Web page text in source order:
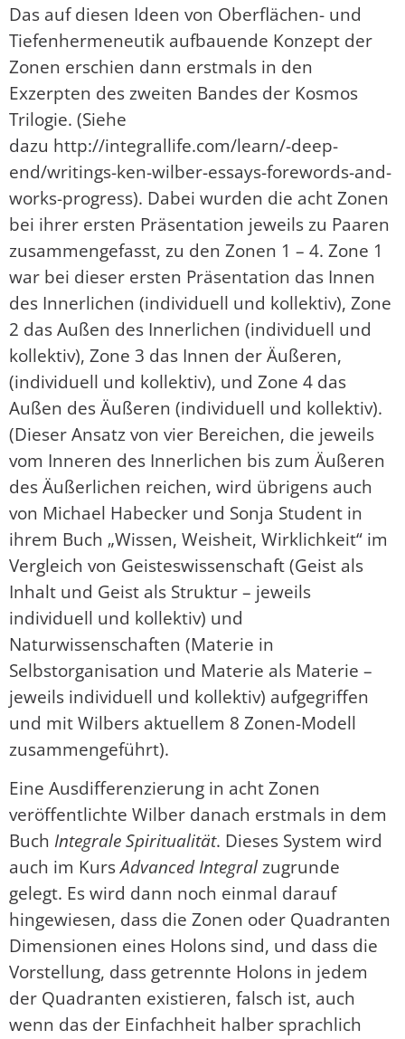
Das auf diesen Ideen von Oberflächen- und
Tiefenhermeneutik aufbauende Konzept der
Zonen erschien dann erstmals in den
Exzerpten des zweiten Bandes der Kosmos
Trilogie. (Siehe
dazu http://integrallife.com/learn/-deep-
end/writings-ken-wilber-essays-forewords-and-
works-progress). Dabei wurden die acht Zonen
bei ihrer ersten Präsentation jeweils zu Paaren
zusammengefasst, zu den Zonen 1 – 4. Zone 1
war bei dieser ersten Präsentation das Innen
des Innerlichen (individuell und kollektiv), Zone
2 das Außen des Innerlichen (individuell und
kollektiv), Zone 3 das Innen der Äußeren,
(individuell und kollektiv), und Zone 4 das
Außen des Äußeren (individuell und kollektiv).
(Dieser Ansatz von vier Bereichen, die jeweils
vom Inneren des Innerlichen bis zum Äußeren
des Äußerlichen reichen, wird übrigens auch
von Michael Habecker und Sonja Student in
ihrem Buch „Wissen, Weisheit, Wirklichkeit“ im
Vergleich von Geisteswissenschaft (Geist als
Inhalt und Geist als Struktur – jeweils
individuell und kollektiv) und
Naturwissenschaften (Materie in
Selbstorganisation und Materie als Materie –
jeweils individuell und kollektiv) aufgegriffen
und mit Wilbers aktuellem 8 Zonen-Modell
zusammengeführt).
Eine Ausdifferenzierung in acht Zonen
veröffentlichte Wilber danach erstmals in dem
Buch Integrale Spiritualität. Dieses System wird
auch im KursAdvanced Integralzugrunde
gelegt. Es wird dann noch einmal darauf
hingewiesen, dass die Zonen oder Quadranten
Dimensionen eines Holons sind, und dass die
Vorstellung, dass getrennte Holons in jedem
der Quadranten existieren, falsch ist, auch
wenn das der Einfachheit halber sprachlich